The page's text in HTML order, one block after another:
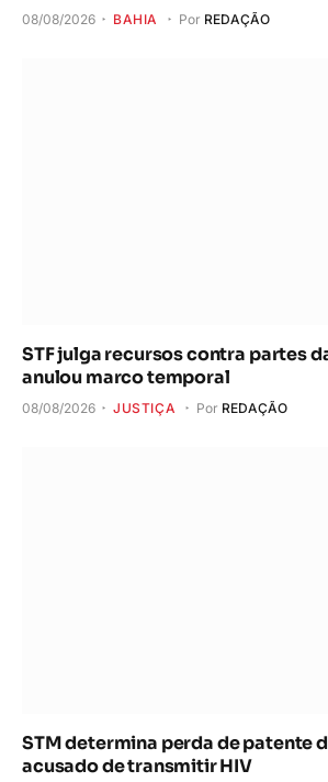
08/08/2026 BAHIA Por REDAÇÃO
STF julga recursos contra partes
anulou marco temporal
08/08/2026 JUSTIÇA Por REDAÇÃO
STM determina perda de patente
acusado de transmitir HIV